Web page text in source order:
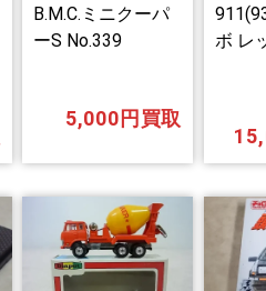
B.M.C.ミニクーパ
ーS No.339
5,000円買取
ボ レ